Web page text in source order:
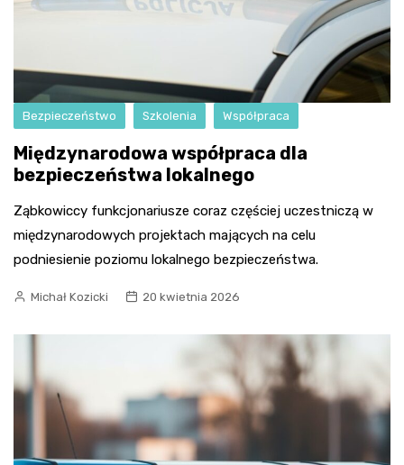
Bezpieczeństwo Szkolenia Współpraca
Międzynarodowa współpraca dla
bezpieczeństwa lokalnego
Ząbkowiccy funkcjonariusze coraz częściej uczestniczą w
międzynarodowych projektach mających na celu
podniesienie poziomu lokalnego bezpieczeństwa.
Michał Kozicki 20 kwietnia 2026